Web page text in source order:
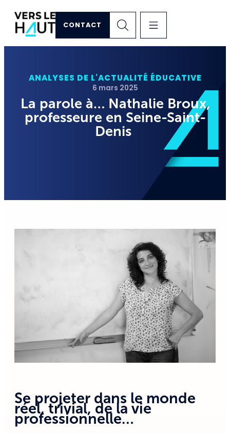
CONTACT
ANALYSES DE L'ACTUALITÉ ÉDUCATIVE
6 mars 2025
La parole à… Nathalie Broux,
professeure en Seine-Saint-
Denis
Se projeter dans le monde
réel, trivial, de la vie
professionnelle…